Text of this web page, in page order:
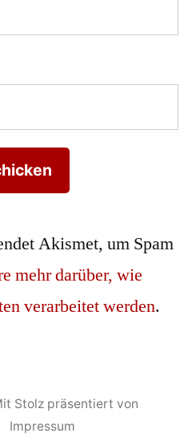
Akismet, um Spam
mehr darüber, wie
verarbeitet werden.
Stolz präsentiert von
Impressum